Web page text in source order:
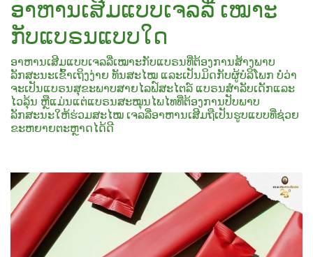
ອາຫານເສີມແບບເຈລລີ່ ເໝາະ
ກັບແບຣນແບບໃດ
ອາຫານເສີມແບບເຈລລີ່ເໝາະກັບແບຣນທີ່ຕ້ອງການສ້າງພາບ
ລັກສະນະເຂົ້າເຖິງງ່າຍ ທັນສະໄໝ ແລະເປັນມິດກັບຜູ້ບໍລິໂພກ ບໍ່ວ່າ
ຈະເປັນແບຣນສຸຂະພາບສາຍໄລຟ໌ສະໄຕລ໌ ແບຣນສຳລັບເດັກແລະ
ໄວລຸ້ນ ຫຼືແມ່ນແຕ່ແບຣນສະໝຸນໄພໄທທີ່ຕ້ອງການປັບພາບ
ລັກສະນະໃຫ້ຮ່ວມສະໄໝ ເຈລລີ່ອາຫານເສີມຖືເປັນຮູບແບບທີ່ຊ່ວຍ
ຂະຫຍາຍຕະຫຼາດໄດ້ດີ